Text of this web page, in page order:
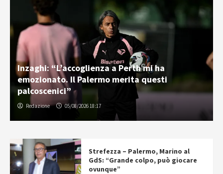
Inzaghi: “L’accoglienza a Perth mi ha
emozionato. Il Palermo merita questi
palcoscenici”
Redazione 05/08/2026 18:17
Strefezza – Palermo, Marino al
GdS: “Grande colpo, può giocare
ovunque”